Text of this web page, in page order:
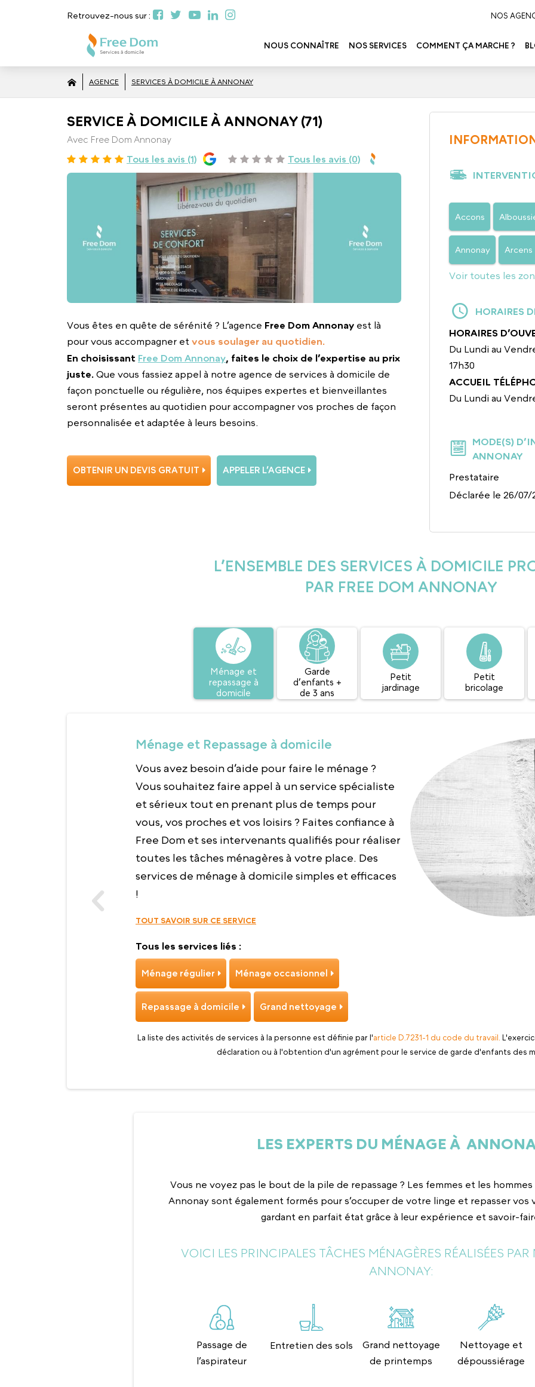
Retrouvez-nous sur : NOS
NOUS CONNAÎTRE NOS SERVICES COMMENT ÇA MARCHE ?
AGENCE SERVICES À DOMICILE À ANNONAY
SERVICE À DOMICILE À ANNONAY (71)
Avec Free Dom Annonay
Tous les avis (1) Tous les avis (0)
Vous êtes en quête de sérénité ? L’agence Free Dom Annonay est là
pour vous accompagner et vous soulager au quotidien.
En choisissant Free Dom Annonay, faites le choix de l’expertise au prix
juste. Que vous fassiez appel à notre agence de services à domicile de
façon ponctuelle ou régulière, nos équipes expertes et bienveillantes
seront présentes au quotidien pour accompagner vos proches de façon
personnalisée et adaptée à leurs besoins.
OBTENIR UN DEVIS GRATUIT APPELER L’AGENCE
Accons
Annonay Arcens
Voir toutes les
HORAIRES
HORAIRES
Du Lundi au
17h30
ACCUEIL
Du Lundi au
MODE(S)
ANNONAY
Prestataire
Déclarée le 26/07/
L’ENSEMBLE DES SERVICES À DOMICILE
PAR FREE DOM ANNONAY
Ménage et
repassage à
domicile
Garde
d’enfants +
de 3 ans
Petit
jardinage
Petit
bricolage
Ménage et Repassage à domicile
Vous avez besoin d’aide pour faire le ménage ?
Vous souhaitez faire appel à un service spécialiste
et sérieux tout en prenant plus de temps pour
vous, vos proches et vos loisirs ? Faites confiance à
Free Dom et ses intervenants qualifiés pour réaliser
toutes les tâches ménagères à votre place. Des
services de ménage à domicile simples et efficaces
!
TOUT SAVOIR SUR CE SERVICE
Tous les services liés :
Ménage régulier Ménage occasionnel
Repassage à domicile Grand nettoyage
La liste des activités de services à la personne est définie par l'article D.7231-1 du code du travail.
déclaration ou à l'obtention d'un agrément pour le service de garde d'enfants des
LES EXPERTS DU MÉNAGE À
Vous ne voyez pas le bout de la pile de repassage ? Les femmes et les
Annonay sont également formés pour s’occuper de votre linge et repasser
gardant en parfait état grâce à leur expérience et savoir-
VOICI LES PRINCIPALES TÂCHES MÉNAGÈRES RÉALISÉES PAR
ANNONAY:
Passage de
l’aspirateur
Entretien des sols
Grand nettoyage
de printemps
Nettoyage et
dépoussiérage